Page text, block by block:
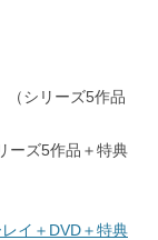
（シリーズ5作品
ーズ5作品＋特典
イ＋DVD＋特典